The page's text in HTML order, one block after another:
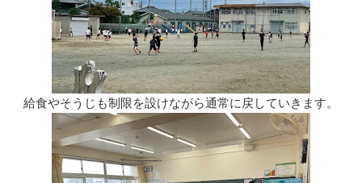
給食やそうじも制限を設けながら通常に戻していきます。